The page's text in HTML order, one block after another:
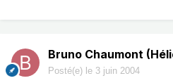
Bruno Chaumont
Posté(e) le 3 juin 2004